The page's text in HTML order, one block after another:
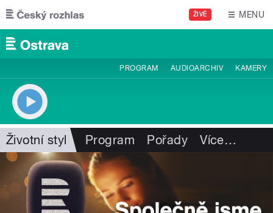
Přejít k hlavnímu obsahu
ŽIVĚ MENU
PROGRAM AUDIOARCHIV KAMERY
Životní styl Program Pořady Více…